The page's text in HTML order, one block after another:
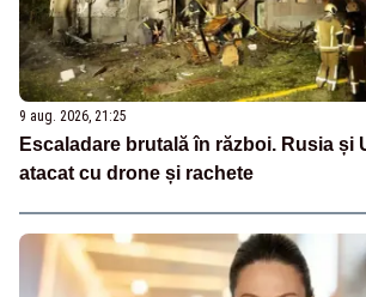
9 aug. 2026, 21:25
Escaladare brutală în război. Rusia și
atacat cu drone și rachete